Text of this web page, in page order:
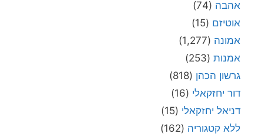
אהבה (74)
אוטיזם (15)
אמונה (1,277)
אמנות (253)
גרשון הכהן (818)
דור יחזקאלי (16)
דניאל יחזקאלי (15)
ללא קטגוריה (162)